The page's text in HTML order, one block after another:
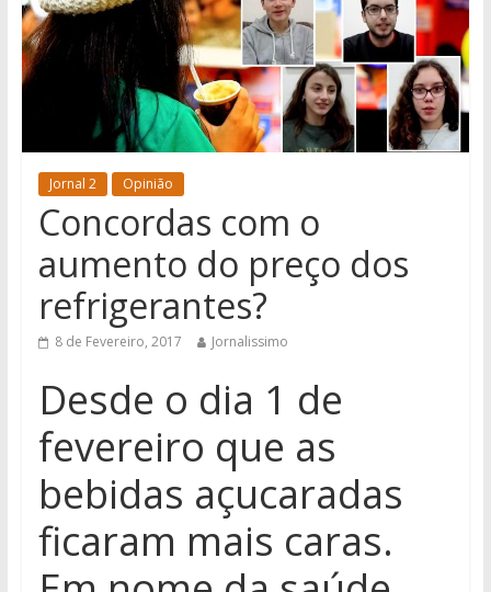
Jornal 2 Opinião
Concordas com o
aumento do preço dos
refrigerantes?
8 de Fevereiro, 2017 Jornalissimo
Desde o dia 1 de
fevereiro que as
bebidas açucaradas
ficaram mais caras.